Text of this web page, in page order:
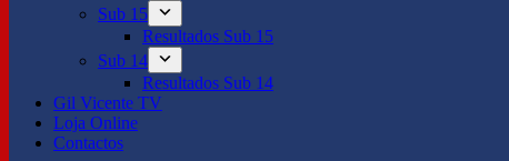
Sub 15
Resultados Sub 15
Sub 14
Resultados Sub 14
Gil Vicente TV
Loja Online
Contactos